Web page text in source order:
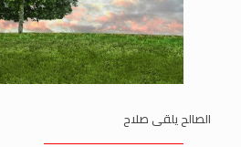
الصالح يلقى صلاح